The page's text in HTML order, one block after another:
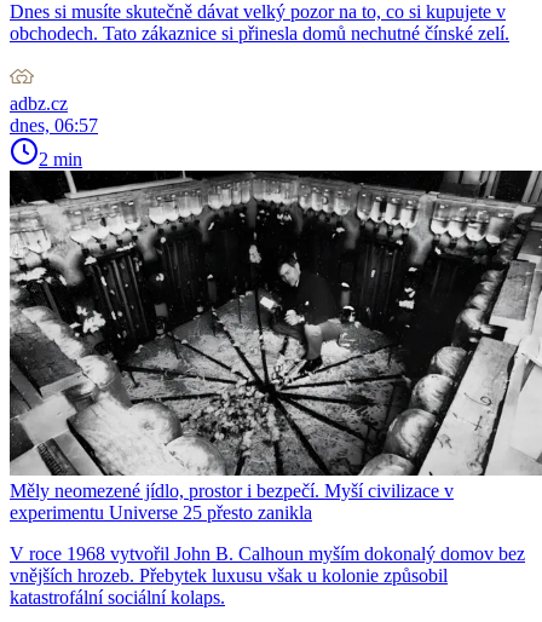
Dnes si musíte skutečně dávat velký pozor na to, co si kupujete v
obchodech. Tato zákaznice si přinesla domů nechutné čínské zelí.
adbz.cz
dnes, 06:57
2 min
Měly neomezené jídlo, prostor i bezpečí. Myší civilizace v
experimentu Universe 25 přesto zanikla
V roce 1968 vytvořil John B. Calhoun myším dokonalý domov bez
vnějších hrozeb. Přebytek luxusu však u kolonie způsobil
katastrofální sociální kolaps.